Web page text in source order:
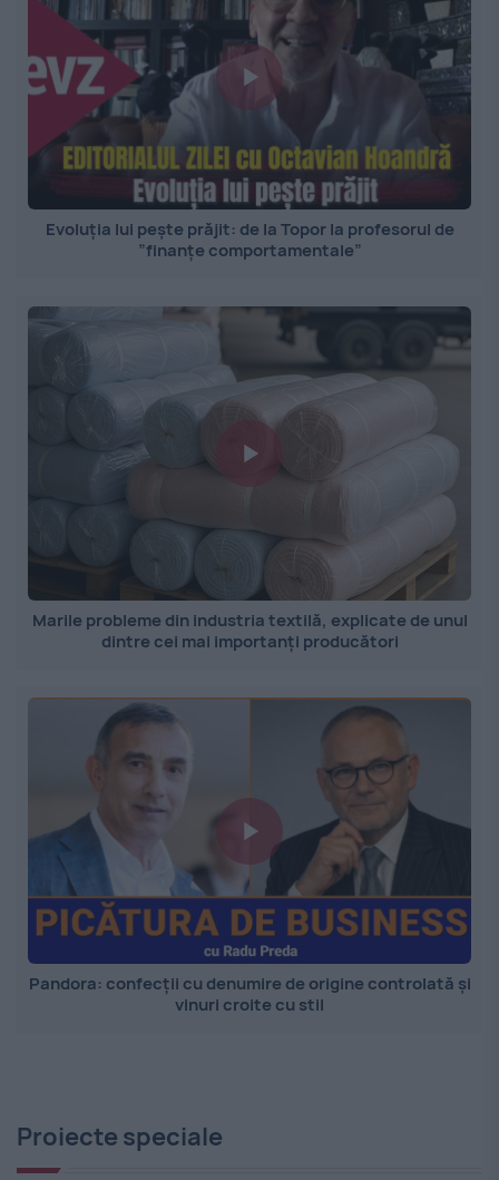
Evoluția lui pește prăjit: de la Topor la profesorul de
”finanțe comportamentale”
Marile probleme din industria textilă, explicate de unul
dintre cei mai importanți producători
Pandora: confecții cu denumire de origine controlată și
vinuri croite cu stil
Proiecte speciale